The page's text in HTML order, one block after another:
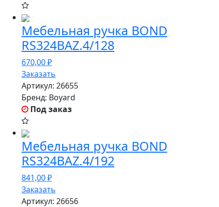
Мебельная ручка BOND
RS324BAZ.4/128
670,00₽
Заказать
Артикул: 26655
Бренд: Boyard
Под заказ
Мебельная ручка BOND
RS324BAZ.4/192
841,00₽
Заказать
Артикул: 26656